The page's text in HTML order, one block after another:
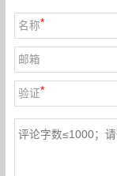
名称*
邮箱
验证*